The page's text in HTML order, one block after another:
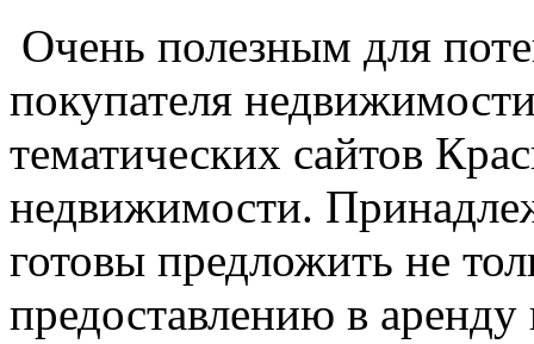
Очень полезным для
покупателя
тематических сайтов
недвижимости.
готовы предложить не
предоставлению в